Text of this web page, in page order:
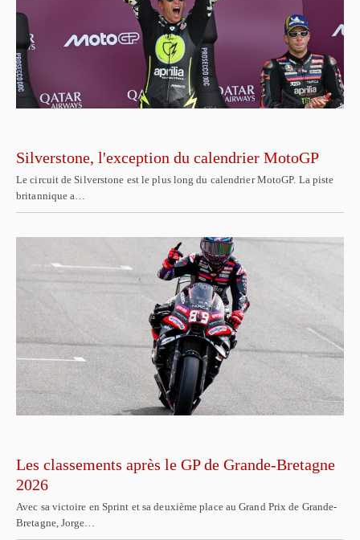
Silverstone, l'exception du calendrier MotoGP
Le circuit de Silverstone est le plus long du calendrier MotoGP. La piste
britannique a…
Les classements après le GP de Grande-Bretagne
2026
Avec sa victoire en Sprint et sa deuxième place au Grand Prix de Grande-
Bretagne, Jorge…